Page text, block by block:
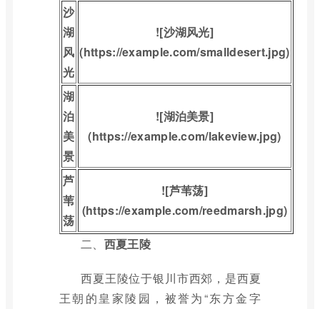
沙
湖
风
光
![沙湖风光]
(https://example.com/smalldesert.jpg)
湖
泊
美
景
![湖泊美景]
(https://example.com/lakeview.jpg)
芦
苇
荡
![芦苇荡]
(https://example.com/reedmarsh.jpg)
二、 西夏王陵
西夏王陵位于银川市西郊，是西夏
王朝的皇家陵园，被誉为“东方金字